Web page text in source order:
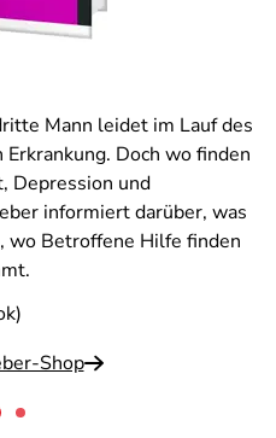
Mann leidet im Lauf des
Doch wo finden
Depression und
informiert darüber, was
wo Betroffene Hilfe finden
Shop